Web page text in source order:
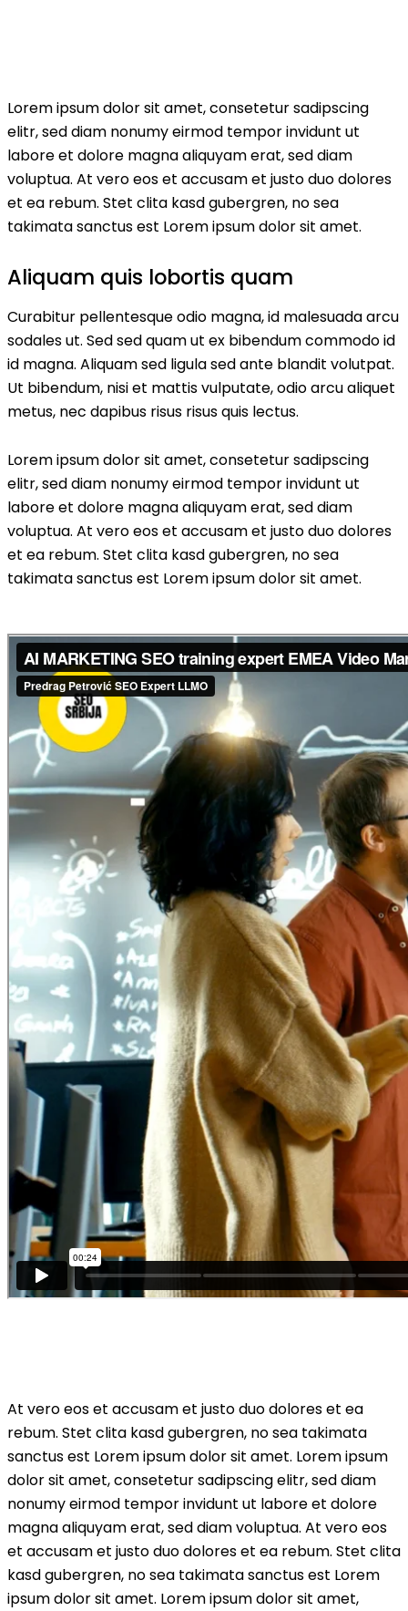
Lorem ipsum dolor sit amet, consetetur sadipscing
elitr, sed diam nonumy eirmod tempor invidunt ut
labore et dolore magna aliquyam erat, sed diam
voluptua. At vero eos et accusam et justo duo dolores
et ea rebum. Stet clita kasd gubergren, no sea
takimata sanctus est Lorem ipsum dolor sit amet.
Aliquam quis lobortis quam
Curabitur pellentesque odio magna, id malesuada arcu
sodales ut. Sed sed quam ut ex bibendum commodo id
id magna. Aliquam sed ligula sed ante blandit volutpat.
Ut bibendum, nisi et mattis vulputate, odio arcu aliquet
metus, nec dapibus risus risus quis lectus.
Lorem ipsum dolor sit amet, consetetur sadipscing
elitr, sed diam nonumy eirmod tempor invidunt ut
labore et dolore magna aliquyam erat, sed diam
voluptua. At vero eos et accusam et justo duo dolores
et ea rebum. Stet clita kasd gubergren, no sea
takimata sanctus est Lorem ipsum dolor sit amet.
At vero eos et accusam et justo duo dolores et ea
rebum. Stet clita kasd gubergren, no sea takimata
sanctus est Lorem ipsum dolor sit amet. Lorem ipsum
dolor sit amet, consetetur sadipscing elitr, sed diam
nonumy eirmod tempor invidunt ut labore et dolore
magna aliquyam erat, sed diam voluptua. At vero eos
et accusam et justo duo dolores et ea rebum. Stet clita
kasd gubergren, no sea takimata sanctus est Lorem
ipsum dolor sit amet. Lorem ipsum dolor sit amet,